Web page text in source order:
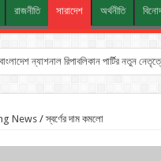
রাজনীতি সারাদেশ অর্থনীতি
বাংলাদেশ ন্যাশনাল রিপাবলিকান পার্টির নতুন
News / স্বর্ণের দাম কমলো